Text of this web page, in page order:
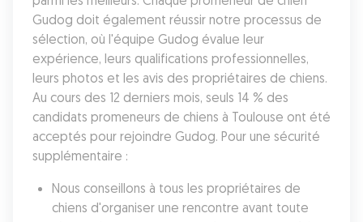
Gudog doit également réussir notre processus de
sélection, où l'équipe Gudog évalue leur
expérience, leurs qualifications professionnelles,
leurs photos et les avis des propriétaires de chiens.
Au cours des 12 derniers mois, seuls 14 % des
candidats promeneurs de chiens à Toulouse ont été
acceptés pour rejoindre Gudog. Pour une sécurité
supplémentaire :
Nous conseillons à tous les propriétaires de
chiens d'organiser une rencontre avant toute